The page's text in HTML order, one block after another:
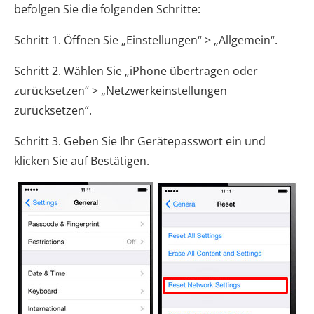
befolgen Sie die folgenden Schritte:
Schritt 1. Öffnen Sie „Einstellungen“ > „Allgemein“.
Schritt 2. Wählen Sie „iPhone übertragen oder
zurücksetzen“ > „Netzwerkeinstellungen
zurücksetzen“.
Schritt 3. Geben Sie Ihr Gerätepasswort ein und
klicken Sie auf Bestätigen.